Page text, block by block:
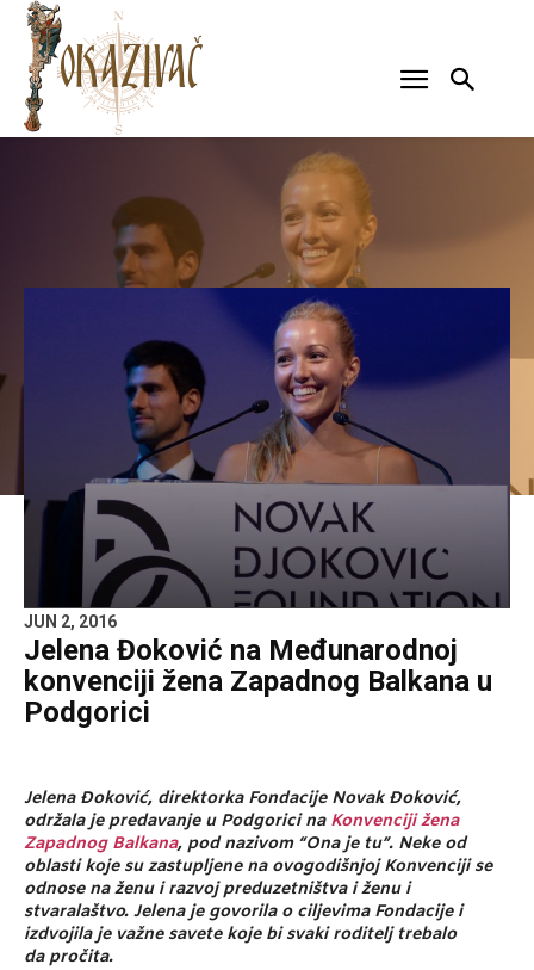
JUN 2, 2016
Jelena Đoković na Međunarodnoj
konvenciji žena Zapadnog Balkana u
Podgorici
Jelena Đoković, direktorka Fondacije Novak Đoković,
održala je predavanje u Podgorici na Konvenciji žena
Zapadnog Balkana, pod nazivom “Ona je tu”. Neke od
oblasti koje su zastupljene na ovogodišnjoj Konvenciji se
odnose na ženu i razvoj preduzetništva i ženu i
stvaralaštvo. Jelena je govorila o ciljevima Fondacije i
izdvojila je važne savete koje bi svaki roditelj trebalo
da pročita.